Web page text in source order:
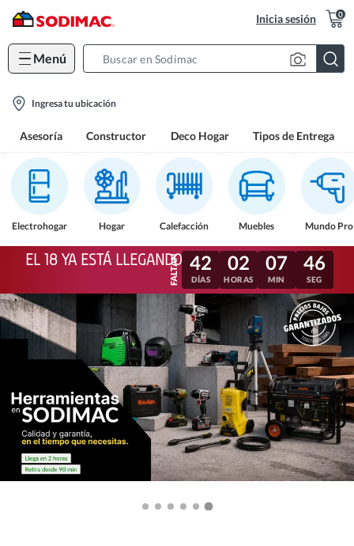
Inicia sesión 0
Menú
location-
Ingresa tu ubicación
Asesoría Constructor Deco Hogar Tipos de Entrega
Electrohogar Hogar Calefacción Muebles Mundo Pro
EL 18 YA ESTÁ LLEGANDO 42
DÍAS
02
HORAS
07
MIN
43
SEG